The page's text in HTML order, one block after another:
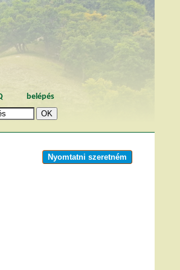
belépés
Nyomtatni szeretném